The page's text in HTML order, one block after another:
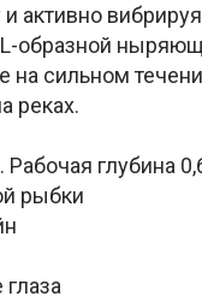
и активно
образной
на сильном
реках.
глубина
рыбки